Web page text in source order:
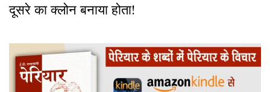
दूसरे का क्लोन बनाया होता!